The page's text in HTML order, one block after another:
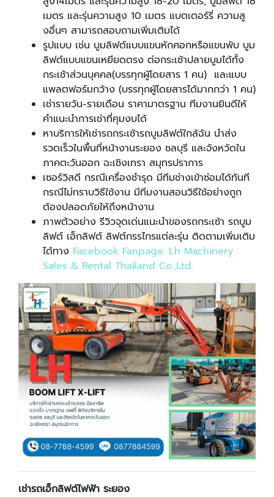
เมตร และรุ่นความสูง 10 เมตร แบตเตอร์รี่ ความสู
งอื่นๆ สามารถสอบถามเพิ่มเติมได้
รูปแบบ เช่น บูมลิฟต์แบบแขนหักศอกหรือแขนพับ บูม
ลิฟต์แบบแขนเหยียดตรง ต่อกระเช้าปลายบูมได้ทั้ง
กระเช้าส่วนบุคคล(บรรทุกผู้โดยสาร 1 คน) และแบบ
แพลตฟอร์มกว้าง (บรรทุกผู้โดยสารได้มากกว่า 1 คน)
เช่ารายวัน-รายเดือน ราคามาตรฐาน ทีมงานยินดีให้
คำแนะนำการเช่าที่คุมงบได้
หาบริการให้เช่ารถกระเช้ารถบูมลิฟต์ใกล้ฉัน นำส่ง
รวดเร็วในพื้นที่หน้างานระยอง ชลบุรี และจังหวัดใน
ภาคตะวันออก ฉะเชิงเทรา สมุทรปราการ
เซอร์วิสดี กรณีเครื่องชำรุด มีทีมช่างเข้าซ่อมได้ทันที
กรณีไม่ทราบวิธีใช้งาน มีทีมงานสอนวิธีใช้อย่างถูก
ต้องปลอดภัยให้ถึงหน้างาน
ภาพตัวอย่าง รีวิวจุดเด่นแนะนำของรถกระเช้า รถบูม
ลิฟต์ เอ็กลิฟต์ ลิฟต์กรรไกรแต่ละรุ่น ติดตามเพิ่มเติม
ได้ทาง Facebook Fanpage: Lh Machinery
Sales & Rental Thailand Co.,Ltd.
เช่ารถเอ็กลิฟต์ไฟฟ้า ระยอง